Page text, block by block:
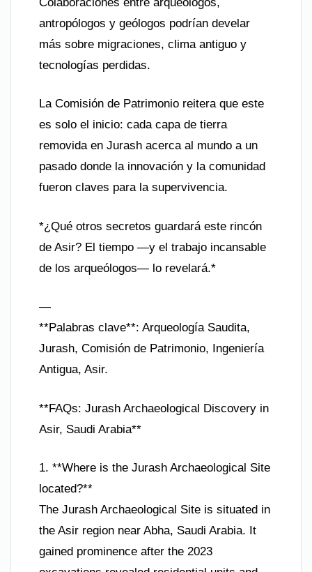
antropólogos y geólogos podrían develar
más sobre migraciones, clima antiguo y
tecnologías perdidas.
La Comisión de Patrimonio reitera que este
es solo el inicio: cada capa de tierra
removida en Jurash acerca al mundo a un
pasado donde la innovación y la comunidad
fueron claves para la supervivencia.
*¿Qué otros secretos guardará este rincón
de Asir? El tiempo —y el trabajo incansable
de los arqueólogos— lo revelará.*
—
**Palabras clave**: Arqueología Saudita,
Jurash, Comisión de Patrimonio, Ingeniería
Antigua, Asir.
**FAQs: Jurash Archaeological Discovery in
Asir, Saudi Arabia**
1. **Where is the Jurash Archaeological Site
located?**
The Jurash Archaeological Site is situated in
the Asir region near Abha, Saudi Arabia. It
gained prominence after the 2023